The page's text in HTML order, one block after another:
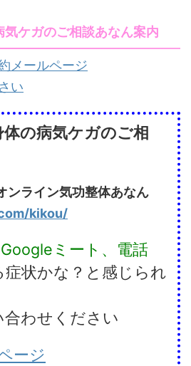
ケガのご相談あなん案内
メールページ
い
体の病気ケガのご相
ンライン気功整体あなん
kikou/
ミート、電話
状かな？と感じられ
わせください
ージ